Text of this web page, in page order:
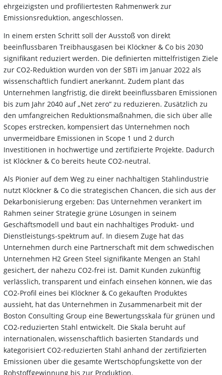
ehrgeizigsten und profiliertesten Rahmenwerk zur
Emissionsreduktion, angeschlossen.
In einem ersten Schritt soll der Ausstoß von direkt
beeinflussbaren Treibhausgasen bei Klöckner & Co bis 2030
signifikant reduziert werden. Die definierten mittelfristigen Ziele
zur CO2-Reduktion wurden von der SBTi im Januar 2022 als
wissenschaftlich fundiert anerkannt. Zudem plant das
Unternehmen langfristig, die direkt beeinflussbaren Emissionen
bis zum Jahr 2040 auf „Net zero“ zu reduzieren. Zusätzlich zu
den umfangreichen Reduktionsmaßnahmen, die sich über alle
Scopes erstrecken, kompensiert das Unternehmen noch
unvermeidbare Emissionen in Scope 1 und 2 durch
Investitionen in hochwertige und zertifizierte Projekte. Dadurch
ist Klöckner & Co bereits heute CO2-neutral.
Als Pionier auf dem Weg zu einer nachhaltigen Stahlindustrie
nutzt Klöckner & Co die strategischen Chancen, die sich aus der
Dekarbonisierung ergeben: Das Unternehmen verankert im
Rahmen seiner Strategie grüne Lösungen in seinem
Geschäftsmodell und baut ein nachhaltiges Produkt- und
Dienstleistungs-spektrum auf. In diesem Zuge hat das
Unternehmen durch eine Partnerschaft mit dem schwedischen
Unternehmen H2 Green Steel signifikante Mengen an Stahl
gesichert, der nahezu CO2-frei ist. Damit Kunden zukünftig
verlässlich, transparent und einfach einsehen können, wie das
CO2-Profil eines bei Klöckner & Co gekauften Produktes
aussieht, hat das Unternehmen in Zusammenarbeit mit der
Boston Consulting Group eine Bewertungsskala für grünen und
CO2-reduzierten Stahl entwickelt. Die Skala beruht auf
internationalen, wissenschaftlich basierten Standards und
kategorisiert CO2-reduzierten Stahl anhand der zertifizierten
Emissionen über die gesamte Wertschöpfungskette von der
Rohstoffgewinnung bis zur Produktion.